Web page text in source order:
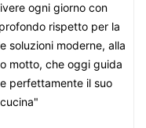
ogni giorno con
rispetto per la
soluzioni moderne, alla
motto, che oggi guida
perfettamente il suo